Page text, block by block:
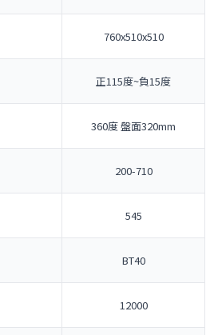
760x510x510
正115度~負15度
360度 盤面320mm
200-710
545
BT40
12000